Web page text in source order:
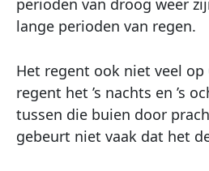
lange perioden van regen.
Het regent ook niet veel op
regent het ’s nachts en ’s
tussen die buien door
gebeurt niet vaak dat het